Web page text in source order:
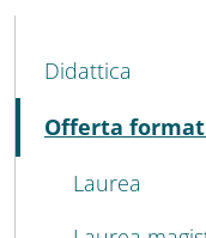
MENU CEV
Didattica
Offerta
Attivo
Laurea